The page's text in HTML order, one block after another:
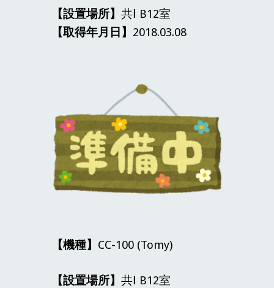
【設置場所】共Ⅰ B12室
【取得年月日】 2018.03.08
【機種】 CC-100 (Tomy)
【設置場所】共Ⅰ B12室